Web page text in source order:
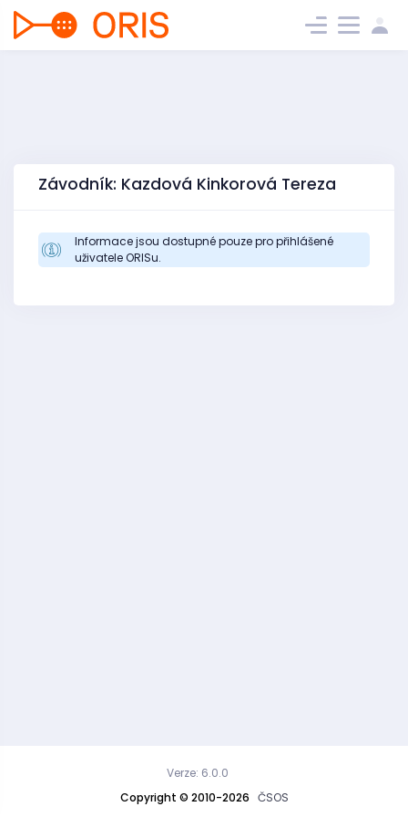
Závodník: Kazdová Kinkorová Tereza
Informace jsou dostupné pouze pro přihlášené
uživatele ORISu.
Copyright © 2010-2026 ČSOS
Verze: 6.0.0